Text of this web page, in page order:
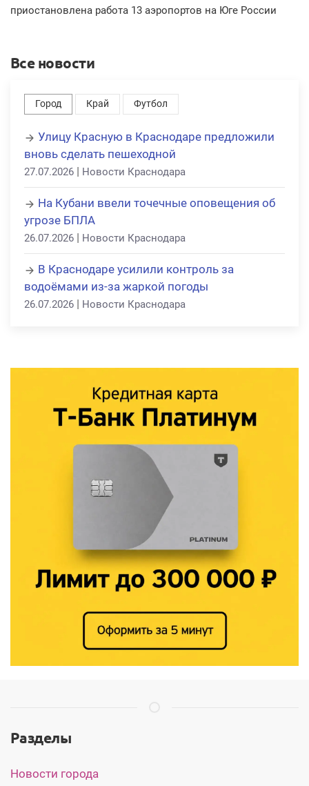
приостановлена работа 13 аэропортов на Юге России
Все новости
Город Край Футбол
Улицу Красную в Краснодаре предложили
вновь сделать пешеходной
27.07.2026 | Новости Краснодара
На Кубани ввели точечные оповещения об
угрозе БПЛА
26.07.2026 | Новости Краснодара
В Краснодаре усилили контроль за
водоёмами из-за жаркой погоды
26.07.2026 | Новости Краснодара
Разделы
Новости города